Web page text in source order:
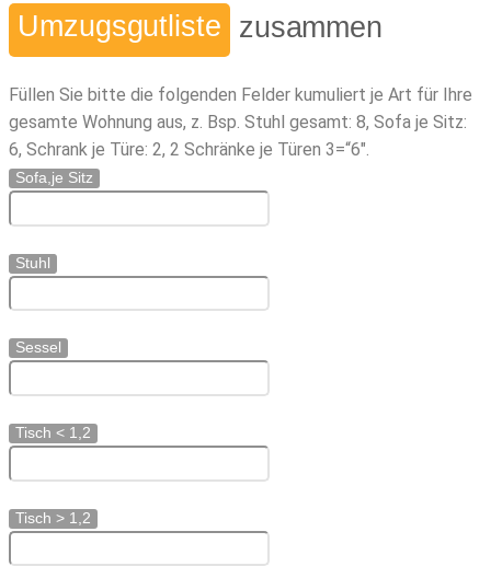
Umzugsgutliste zusammen
Füllen Sie bitte die folgenden Felder kumuliert je Art für Ihre
gesamte Wohnung aus, z. Bsp. Stuhl gesamt: 8, Sofa je Sitz:
6, Schrank je Türe: 2, 2 Schränke je Türen 3=“6″.
Sofa,je Sitz
Stuhl
Sessel
Tisch < 1,2
Tisch > 1,2